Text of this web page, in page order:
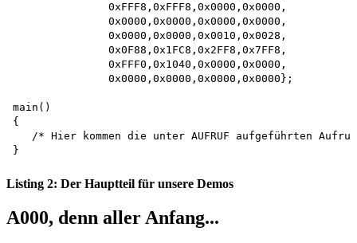
               0xFFF8,0xFFF8,0x0000,0x0000,
               0x0000,0x0000,0x0000,0x0000,
               0x0000,0x0000,0x0010,0x0028,
               0x0F88,0x1FC8,0x2FF8,0x7FF8,
               0xFFF0,0x1040,0x0000,0x0000,
               0x0000,0x0000,0x0000,0x0000};
main()
{
/* Hier kommen die unter AUFRUF aufgeführten
Listing 2: Der Hauptteil für unsere Demos
A000, denn aller Anfang...